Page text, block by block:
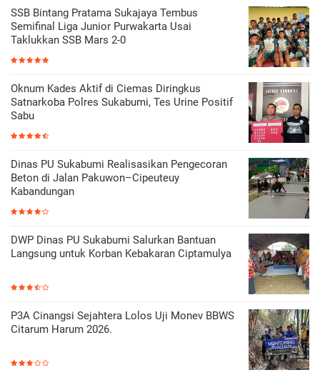
SSB Bintang Pratama Sukajaya Tembus
Semifinal Liga Junior Purwakarta Usai
Taklukkan SSB Mars 2-0
Oknum Kades Aktif di Ciemas Diringkus
Satnarkoba Polres Sukabumi, Tes Urine Positif
Sabu
Dinas PU Sukabumi Realisasikan Pengecoran
Beton di Jalan Pakuwon–Cipeuteuy
Kabandungan
DWP Dinas PU Sukabumi Salurkan Bantuan
Langsung untuk Korban Kebakaran Ciptamulya
P3A Cinangsi Sejahtera Lolos Uji Monev BBWS
Citarum Harum 2026.